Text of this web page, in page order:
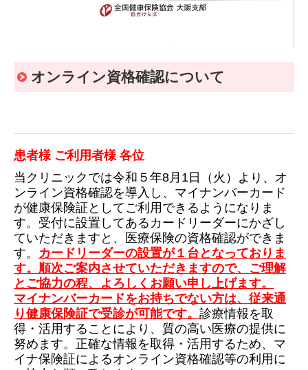
オンライン資格確認について
患者様 ご利用者様 各位
当クリニックでは令和５年8月1日（火）より、オ
ンライン資格確認を導入し、マイナンバーカード
が健康保険証としてご利用できるようになりま
す。受付に設置してあるカードリーダーにかざし
ていただきますと、医療保険の資格確認ができま
す。 カードリーダーの設置が１台となっておりま
す。順次ご案内させていただきますので、ご理解
とご協力の程、よろしくお願い申し上げます。
マイナンバーカードをお持ちでない方は、従来通
り健康保険証で受診が可能です。 診療情報を取
得・活用することにより、質の高い医療の提供に
努めます。正確な情報を取得・活用するため、マ
イナ保険証によるオンライン資格確認等の利用に